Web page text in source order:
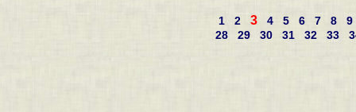
1 2 3 4 5 6 7 8
9
28
29 30 31 32 33